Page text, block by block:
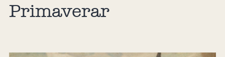
Primaverar